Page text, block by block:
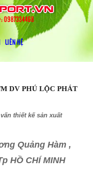
0987334468
LIÊN HỆ
DV PHÚ LỘC PHÁT
thiết kế sản xuất
Quảng Hàm ,
HỒ CHÍ MINH